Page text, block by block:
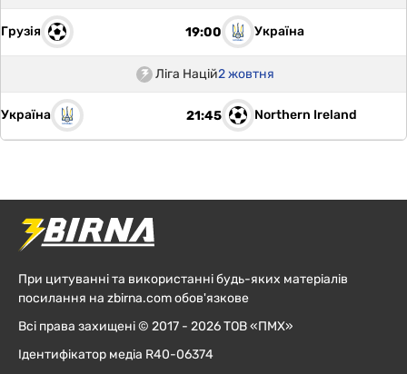
Грузія 19:00 Україна
Ліга Націй2 жовтня
Україна 21:45 Northern Ireland
При цитуванні та використанні будь-яких матеріалів
посилання на zbirna.com обов'язкове
Всі права захищені © 2017 - 2026 ТОВ «ПМХ»
Ідентифікатор медіа R40-06374